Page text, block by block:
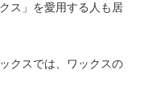
ス」を愛用する人も居
クスでは、ワックスの